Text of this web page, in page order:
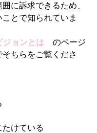
に訴求できるため、
とで知られていま
ジョンとは のページ
ちらをご覧くださ
たけている